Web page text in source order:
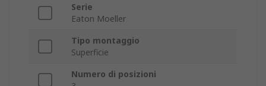
Serie
Eaton Moeller
Tipo montaggio
Superficie
Numero di posizioni